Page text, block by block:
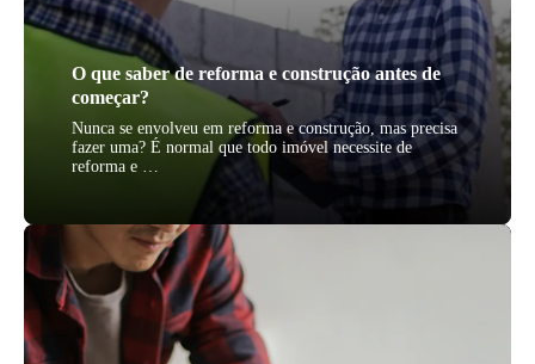
O que saber de reforma e construção antes de
começar?
Nunca se envolveu em reforma e construção, mas precisa
fazer uma? É normal que todo imóvel necessite de
reforma e …